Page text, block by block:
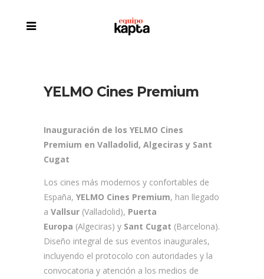
YELMO Cines Premium
Inauguración de los YELMO Cines
Premium en Valladolid, Algeciras y Sant
Cugat
Los cines más modernos y confortables de
España, YELMO Cines Premium, han llegado
a Vallsur (Valladolid), Puerta
Europa (Algeciras) y Sant Cugat (Barcelona).
Diseño integral de sus eventos inaugurales,
incluyendo el protocolo con autoridades y la
convocatoria y atención a los medios de